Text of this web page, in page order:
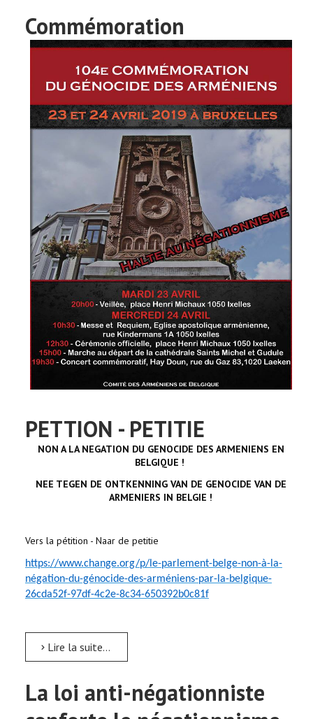
Commémoration
PETTION - PETITIE
NON A LA NEGATION DU GENOCIDE DES ARMENIENS EN
BELGIQUE !
NEE TEGEN DE ONTKENNING VAN DE GENOCIDE VAN DE
ARMENIERS IN BELGIE !
Vers la pétition - Naar de petitie
https://www.change.org/p/le-parlement-belge-non-à-la-
négation-du-génocide-des-arméniens-par-la-belgique-
26cda52f-97df-4c2e-8c34-650392b0c81f
Lire la suite...
La loi anti-négationniste